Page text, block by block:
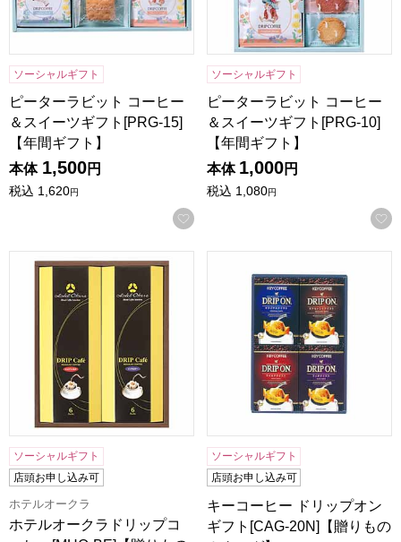
ソーシャルギフト
ピーターラビット コーヒー
＆スイーツギフト[PRG-15]
【年間ギフト】
本体 1,500円
税込 1,620円
お気に入りに登録する
ソーシャルギフト
ピーターラビット コーヒー
＆スイーツギフト[PRG-10]
【年間ギフト】
本体 1,000円
税込 1,080円
ホテルオークラドリップコーヒー[MHO-BE]【贈りものカタ
ソーシャルギフト
店頭お申し込み可
ホテルオークラ
ホテルオークラドリップコ
ソーシャルギフト
店頭お申し込み可
キーコーヒー ドリップオン
ギフト[CAG-20N]【贈りもの